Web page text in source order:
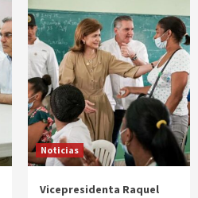
Noticias
Vicepresidenta Raquel